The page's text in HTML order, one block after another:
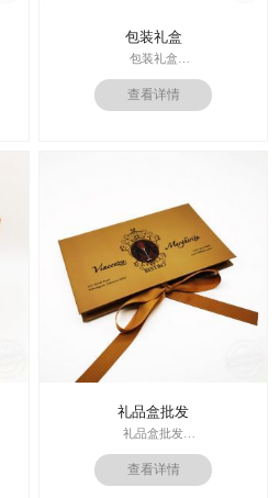
包装礼盒
包装礼盒
印刷技术： 专色印刷
面纸：特种纸
内材料：1500克灰板
周期：签订合同确认样板后7-15个工
查看详情
礼品盒批发
礼品盒批发
印刷技术： 专色印刷
面纸：特种纸
内材料：1500克灰板
查看详情